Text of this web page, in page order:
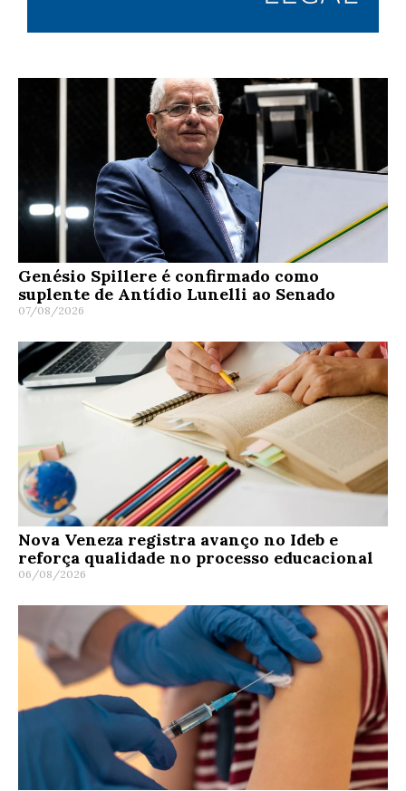
Genésio Spillere é confirmado como
suplente de Antídio Lunelli ao Senado
07/08/2026
Nova Veneza registra avanço no Ideb e
reforça qualidade no processo educacional
06/08/2026